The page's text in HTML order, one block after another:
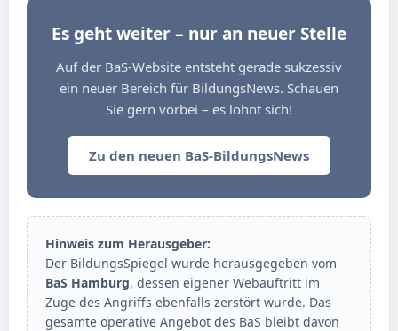
Es geht weiter – nur an neuer Stelle
Auf der BaS-Website entsteht gerade sukzessiv
ein neuer Bereich für BildungsNews. Schauen
Sie gern vorbei – es lohnt sich!
Zu den neuen BaS-BildungsNews
Hinweis zum Herausgeber:
Der BildungsSpiegel wurde herausgegeben vom
BaS Hamburg, dessen eigener Webauftritt im
Zuge des Angriffs ebenfalls zerstört wurde. Das
gesamte operative Angebot des BaS bleibt davon